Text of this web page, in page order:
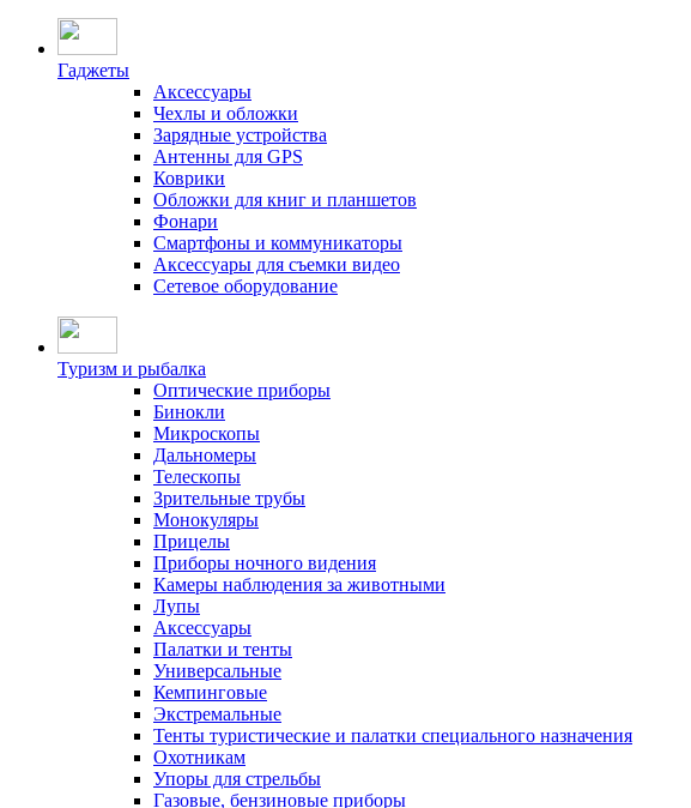
Гаджеты
Аксессуары
Чехлы и обложки
Зарядные устройства
Антенны для GPS
Коврики
Обложки для книг и планшетов
Фонари
Смартфоны и коммуникаторы
Аксессуары для съемки видео
Сетевое оборудование
Туризм и рыбалка
Оптические приборы
Бинокли
Микроскопы
Дальномеры
Телескопы
Зрительные трубы
Монокуляры
Прицелы
Приборы ночного видения
Камеры наблюдения за животными
Лупы
Аксессуары
Палатки и тенты
Универсальные
Кемпинговые
Экстремальные
Тенты туристические и палатки специального назначения
Охотникам
Упоры для стрельбы
Газовые, бензиновые приборы